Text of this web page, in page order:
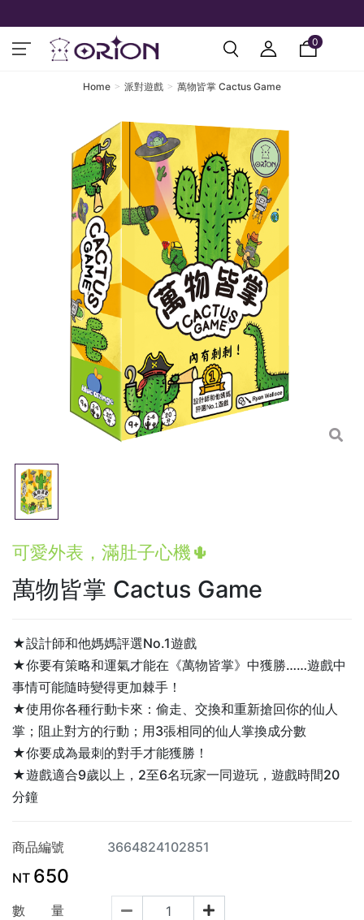
0
Home 派對遊戲 萬物皆掌 Cactus Game
可愛外表，滿肚子心機🌵
萬物皆掌 Cactus Game
★設計師和他媽媽評選No.1遊戲
★你要有策略和運氣才能在《萬物皆掌》中獲勝……遊戲中
事情可能隨時變得更加棘手！
★使用你各種行動卡來：偷走、交換和重新搶回你的仙人
掌；阻止對方的行動；用3張相同的仙人掌換成分數
★你要成為最刺的對手才能獲勝！
★遊戲適合9歲以上，2至6名玩家一同遊玩，遊戲時間20
分鐘
商品編號
3664824102851
NT 650
數 量